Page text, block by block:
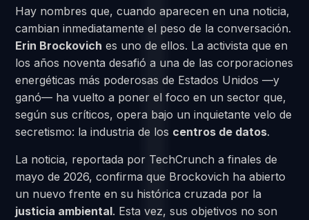
Hay nombres que, cuando aparecen en una noticia,
cambian inmediatamente el peso de la conversación.
Erin Brockovich es uno de ellos. La activista que en
los años noventa desafió a una de las corporaciones
energéticas más poderosas de Estados Unidos —y
ganó— ha vuelto a poner el foco en un sector que,
según sus críticos, opera bajo un inquietante velo de
secretismo: la industria de los centros de datos.
La noticia, reportada por TechCrunch a finales de
mayo de 2026, confirma que Brockovich ha abierto
un nuevo frente en su histórica cruzada por la
justicia ambiental. Esta vez, sus objetivos no son